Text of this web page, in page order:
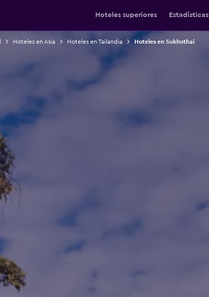
Hoteles superiores Estadísticas
Hoteles en Asia Hoteles en Tailandia Hoteles en Sukhothai